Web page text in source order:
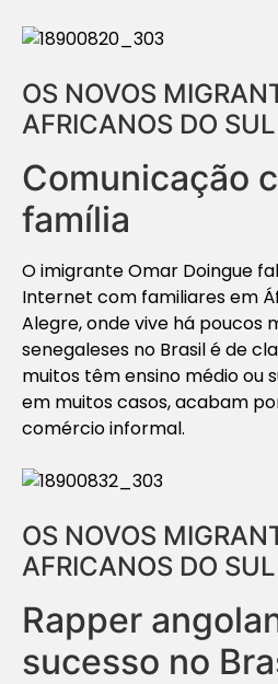
OS NOVOS
AFRICANOS DO
Comunicação
família
O imigrante Omar Doingue
Internet com familiares em
Alegre, onde vive há poucos
senegaleses no Brasil é de
muitos têm ensino médio ou
em muitos casos, acabam
comércio informal.
OS NOVOS
AFRICANOS DO
Rapper
sucesso no